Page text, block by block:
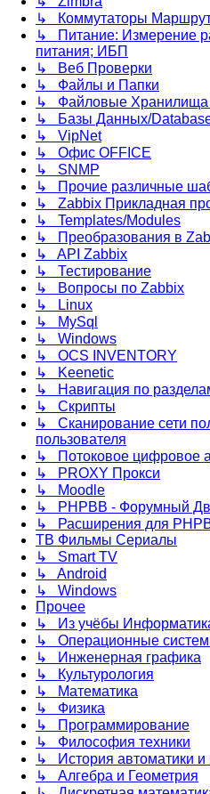
↳ Коммутаторы
↳ Питание: Измерение
питания; ИБП
↳ Веб Проверки
↳ Файлы и Папки
↳ Файловые Хранилища
↳ Базы Данных/
↳ VipNet
↳ Офис OFFICE
↳ SNMP
↳ Прочие различные
↳ Zabbix Прикладная
↳ Templates/Modules
↳ Преобразования в
↳ API Zabbix
↳ Тестирование
↳ Вопросы по Zabbix
↳ Linux
↳ MySql
↳ Windows
↳ OCS INVENTORY
↳ Keenetic
↳ Навигация по
↳ Скрипты
↳ Сканирование сети
пользователя
↳ Потоковое цифровое
↳ PROXY Прокси
↳ Moodle
↳ PHPBB - Форумный
↳ Расширения для
ТВ Фильмы Сериалы
↳ Smart TV
↳ Android
↳ Windows
Прочее
↳ Из учёбы
↳ Операционные
↳ Инженерная графика
↳ Культурология
↳ Математика
↳ Физика
↳ Программирование
↳ Философия техники
↳ История автоматики и
↳ Алгебра и Геометрия